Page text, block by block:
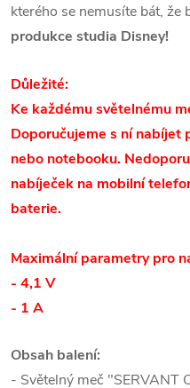
kterého se nemusíte bát, že
produkce studia Disney!
Důležité:
Ke každému světelnému
Doporučujeme s ní nabíjet
nebo notebooku.
nabíječek na mobilní
baterie.
Maximální parametry pro
- 4,1 V
- 1 A
Obsah balení:
- Světelný meč "SERVANT